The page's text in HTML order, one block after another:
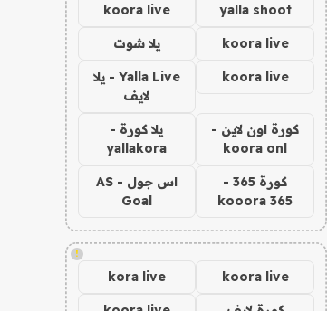
yalla shoot
koora live
koora live يلا شوت
koora live
Yalla Live - يلا
لايف
كورة اون لاين -
koora onl
يلا كورة -
yallakora
كورة 365 -
kooora 365
اس جول - AS
Goal
!
koora live
kora live